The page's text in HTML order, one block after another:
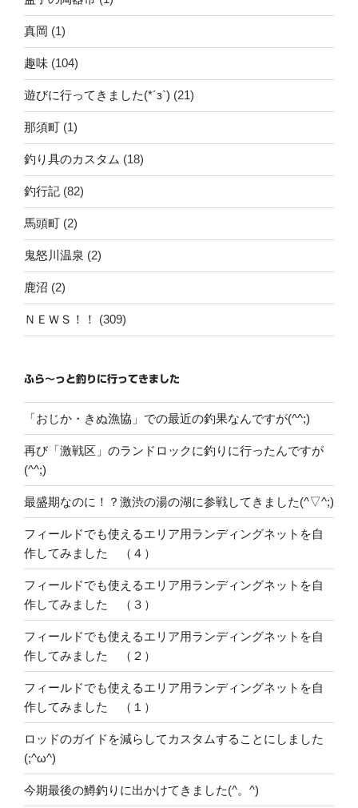
真岡 (1)
趣味 (104)
遊びに行ってきました(*´з`) (21)
那須町 (1)
釣り具のカスタム (18)
釣行記 (82)
馬頭町 (2)
鬼怒川温泉 (2)
鹿沼 (2)
ＮＥＷＳ！！ (309)
ふら～っと釣りに行ってきました
「おじか・きぬ漁協」での最近の釣果なんですが(^^;)
再び「激戦区」のランドロックに釣りに行ったんですが
(^^;)
最盛期なのに！？激渋の湯の湖に参戦してきました(^▽^;)
フィールドでも使えるエリア用ランディングネットを自
作してみました （４）
フィールドでも使えるエリア用ランディングネットを自
作してみました （３）
フィールドでも使えるエリア用ランディングネットを自
作してみました （２）
フィールドでも使えるエリア用ランディングネットを自
作してみました （１）
ロッドのガイドを減らしてカスタムすることにしました
(;^ω^)
今期最後の鱒釣りに出かけてきました(^。^)